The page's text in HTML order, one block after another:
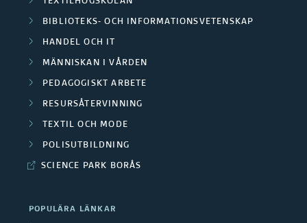
BIBLIOTEKS- OCH INFORMATIONSVETENSKAP
HANDEL OCH IT
MÄNNISKAN I VÅRDEN
PEDAGOGISKT ARBETE
RESURSÅTERVINNING
TEXTIL OCH MODE
POLISUTBILDNING
SCIENCE PARK BORÅS
POPULÄRA LÄNKAR